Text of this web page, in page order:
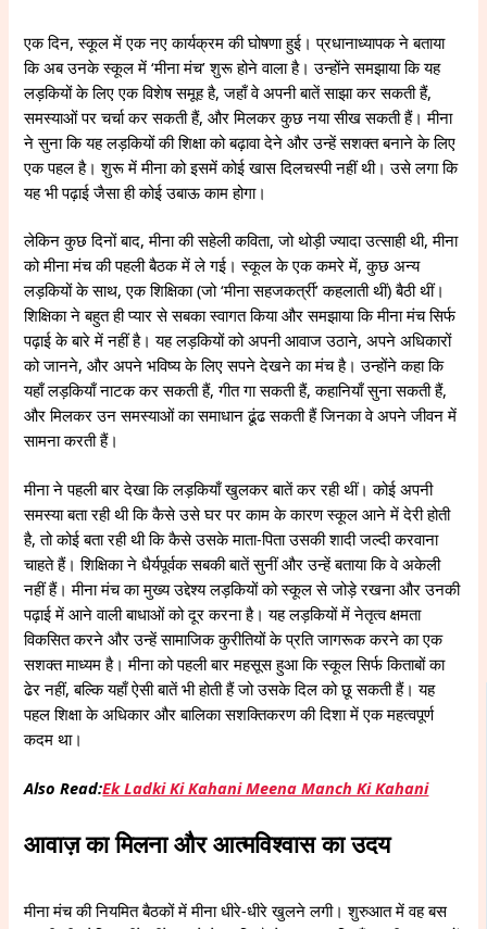
एक दिन, स्कूल में एक नए कार्यक्रम की घोषणा हुई। प्रधानाध्यापक ने बताया
कि अब उनके स्कूल में ‘मीना मंच’ शुरू होने वाला है। उन्होंने समझाया कि यह
लड़कियों के लिए एक विशेष समूह है, जहाँ वे अपनी बातें साझा कर सकती हैं,
समस्याओं पर चर्चा कर सकती हैं, और मिलकर कुछ नया सीख सकती हैं। मीना
ने सुना कि यह लड़कियों की शिक्षा को बढ़ावा देने और उन्हें सशक्त बनाने के लिए
एक पहल है। शुरू में मीना को इसमें कोई खास दिलचस्पी नहीं थी। उसे लगा कि
यह भी पढ़ाई जैसा ही कोई उबाऊ काम होगा।
लेकिन कुछ दिनों बाद, मीना की सहेली कविता, जो थोड़ी ज्यादा उत्साही थी, मीना
को मीना मंच की पहली बैठक में ले गई। स्कूल के एक कमरे में, कुछ अन्य
लड़कियों के साथ, एक शिक्षिका (जो ‘मीना सहजकर्त्री’ कहलाती थीं) बैठी थीं।
शिक्षिका ने बहुत ही प्यार से सबका स्वागत किया और समझाया कि मीना मंच सिर्फ
पढ़ाई के बारे में नहीं है। यह लड़कियों को अपनी आवाज उठाने, अपने अधिकारों
को जानने, और अपने भविष्य के लिए सपने देखने का मंच है। उन्होंने कहा कि
यहाँ लड़कियाँ नाटक कर सकती हैं, गीत गा सकती हैं, कहानियाँ सुना सकती हैं,
और मिलकर उन समस्याओं का समाधान ढूंढ सकती हैं जिनका वे अपने जीवन में
सामना करती हैं।
मीना ने पहली बार देखा कि लड़कियाँ खुलकर बातें कर रही थीं। कोई अपनी
समस्या बता रही थी कि कैसे उसे घर पर काम के कारण स्कूल आने में देरी होती
है, तो कोई बता रही थी कि कैसे उसके माता-पिता उसकी शादी जल्दी करवाना
चाहते हैं। शिक्षिका ने धैर्यपूर्वक सबकी बातें सुनीं और उन्हें बताया कि वे अकेली
नहीं हैं। मीना मंच का मुख्य उद्देश्य लड़कियों को स्कूल से जोड़े रखना और उनकी
पढ़ाई में आने वाली बाधाओं को दूर करना है। यह लड़कियों में नेतृत्व क्षमता
विकसित करने और उन्हें सामाजिक कुरीतियों के प्रति जागरूक करने का एक
सशक्त माध्यम है। मीना को पहली बार महसूस हुआ कि स्कूल सिर्फ किताबों का
ढेर नहीं, बल्कि यहाँ ऐसी बातें भी होती हैं जो उसके दिल को छू सकती हैं। यह
पहल शिक्षा के अधिकार और बालिका सशक्तिकरण की दिशा में एक महत्वपूर्ण
कदम था।
Also Read:Ek Ladki Ki Kahani Meena Manch Ki Kahani
आवाज़ का मिलना और आत्मविश्वास का उदय
मीना मंच की नियमित बैठकों में मीना धीरे-धीरे खुलने लगी। शुरुआत में वह बस